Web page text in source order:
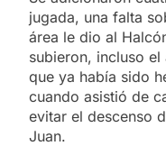
jugada, una falta
área le dio al
subieron, incluso
que ya había sido
cuando asistió de
evitar el descenso
Juan.